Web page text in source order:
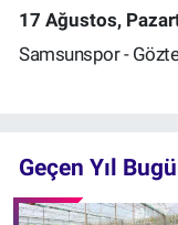
17 Ağustos,
Samsunspor -
Geçen Yıl